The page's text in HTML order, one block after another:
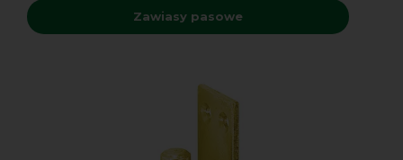
Zawiasy pasowe